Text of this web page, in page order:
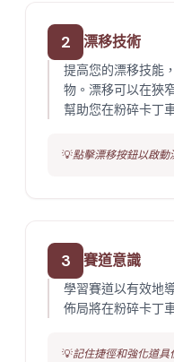
2 漂移技術
提高您的漂移技能
物。漂移可以在狹
幫助您在粉碎卡丁
💡點擊漂移按鈕以啟動
3 賽道意識
學習賽道以有效地
佈局將在粉碎卡丁
💡記住捷徑和強化道具